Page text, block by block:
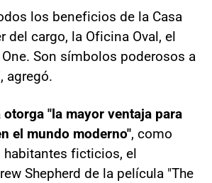
los beneficios de la Casa
del cargo, la Oficina Oval, el
Son símbolos poderosos a
agregó.
otorga "la mayor ventaja para
el mundo moderno", como
habitantes ficticios, el
Shepherd de la película "The